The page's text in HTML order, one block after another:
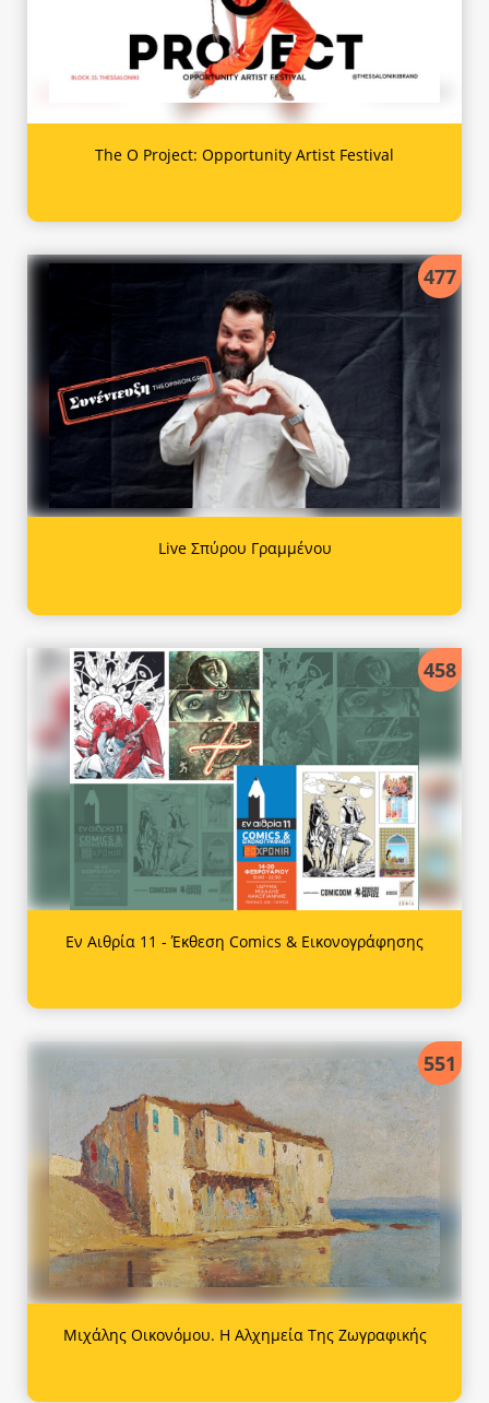
The O Project: Opportunity Artist Festival
477
Live Σπύρου Γραμμένου
458
Εν Αιθρία 11 - Έκθεση Comics & Εικονογράφησης
551
Μιχάλης Οικονόμου. Η Αλχημεία Της Ζωγραφικής